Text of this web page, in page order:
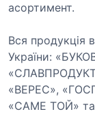
асортимент.
Вся продукція
України:
«ВЕРЕС»,
«САМЕ ТОЙ» та